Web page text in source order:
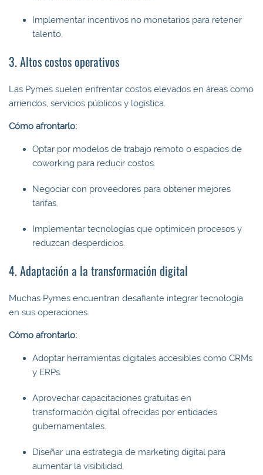
Implementar incentivos no monetarios para retener
talento.
3. Altos costos operativos
Las Pymes suelen enfrentar costos elevados en áreas como
arriendos, servicios públicos y logística.
Cómo afrontarlo:
Optar por modelos de trabajo remoto o espacios de
coworking para reducir costos.
Negociar con proveedores para obtener mejores
tarifas.
Implementar tecnologías que optimicen procesos y
reduzcan desperdicios.
4. Adaptación a la transformación digital
Muchas Pymes encuentran desafiante integrar tecnología
en sus operaciones.
Cómo afrontarlo:
Adoptar herramientas digitales accesibles como CRMs
y ERPs.
Aprovechar capacitaciones gratuitas en
transformación digital ofrecidas por entidades
gubernamentales.
Diseñar una estrategia de marketing digital para
aumentar la visibilidad.